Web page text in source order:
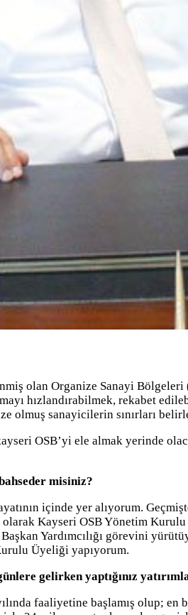
olan Organize Sanayi Bölgeleri
hızlandırabilmek, rekabet
olmuş sanayicilerin sınırları
OSB’yi ele almak yerinde
misiniz?
içinde yer alıyorum.
olarak Kayseri OSB Yönetim
Yardımcılığı görevini
Üyeliği yapıyorum.
gelirken yaptığınız
faaliyetine başlamış olup;